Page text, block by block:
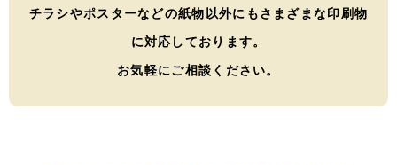
チラシやポスターなどの紙物以外にもさまざまな印刷物
に対応しております。
お気軽にご相談ください。